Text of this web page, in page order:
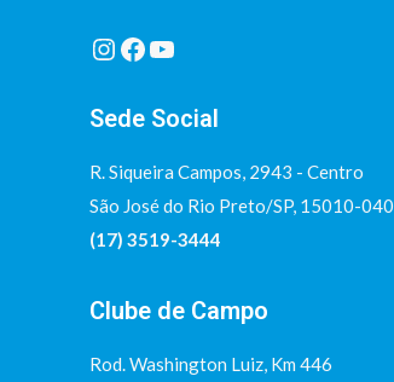
Instagram
Facebook
Youtube
Sede Social
R. Siqueira Campos, 2943 - Centro
São José do Rio Preto/SP, 15010-040
(17) 3519-3444
Clube de Campo
Rod. Washington Luiz, Km 446